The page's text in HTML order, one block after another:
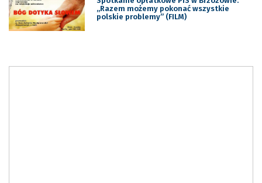
„Razem możemy pokonać wszystkie
polskie problemy” (FILM)